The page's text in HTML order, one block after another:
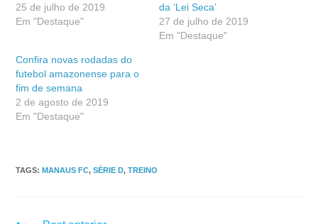
25 de julho de 2019
Em "Destaque"
da ‘Lei Seca’
27 de julho de 2019
Em "Destaque"
Confira novas rodadas do
futebol amazonense para o
fim de semana
2 de agosto de 2019
Em "Destaque"
TAGS:MANAUS FC, SÉRIE D, TREINO